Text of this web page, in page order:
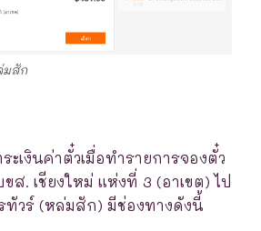
มสัก
ะเงินค่าตั๋วเมื่อทำรายการจองตั๋ว
ส. เชียงใหม่ แห่งที่ 3 (อาเขต) ไป
ทัวร์ (หล่มสัก) มีช่องทางดังนี้